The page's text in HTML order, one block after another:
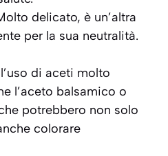
delicato, è un’altra
per la sua neutralità.
di aceti molto
l’aceto balsamico o
potrebbero non solo
colorare